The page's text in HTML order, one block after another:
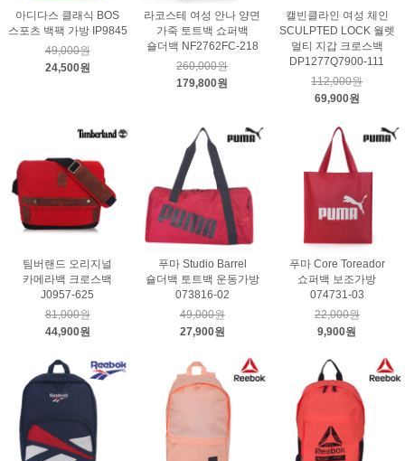
아디다스 클래식 BOS
스포츠 백팩 가방 IP9845
49,000원
24,500원
라코스테 여성 안나 양면
가죽 토트백 쇼퍼백
숄더백 NF2762FC-218
260,000원
179,800원
캘빈클라인 여성 체인
SCULPTED LOCK 월렛
멀티 지갑 크로스백
DP1277Q7900-111
112,000원
69,900원
팀버랜드 오리지널
카메라백 크로스백
J0957-625
81,000원
44,900원
푸마 Studio Barrel
숄더백 토트백 운동가방
073816-02
49,000원
27,900원
푸마 Core Toreador
쇼퍼백 보조가방
074731-03
22,000원
9,900원